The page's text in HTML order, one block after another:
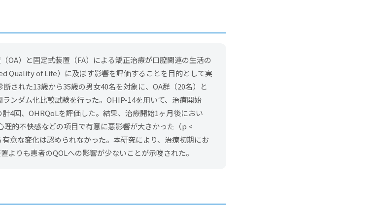
OA）と固定式装置（FA）による矯正治療が口腔関連の生活の
Quality of Life）に及ぼす影響を評価することを目的として実
された13歳から35歳の男女40名を対象に、OA群（20名）と
ンダム化比較試験を行った。OHIP-14を用いて、治療開始
4回、OHRQoLを評価した。結果、治療開始1ヶ月後におい
理的不快感などの項目で有意に悪影響が大きかった（p <
意な変化は認められなかった。本研究により、治療初期にお
よりも患者のQOLへの影響が少ないことが示唆された。